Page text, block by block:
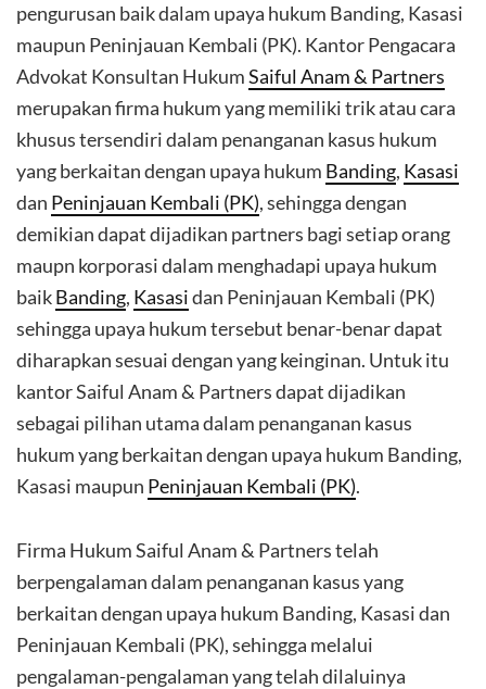
pengurusan baik dalam upaya hukum Banding, Kasasi
maupun Peninjauan Kembali (PK). Kantor Pengacara
Advokat Konsultan HukumSaiful Anam & Partners
merupakan firma hukum yang memiliki trik atau cara
khusus tersendiri dalam penanganan kasus hukum
yang berkaitan dengan upaya hukum Banding, Kasasi
dan Peninjauan Kembali (PK), sehingga dengan
demikian dapat dijadikan partners bagi setiap orang
maupn korporasi dalam menghadapi upaya hukum
baikBanding, Kasasidan Peninjauan Kembali (PK)
sehingga upaya hukum tersebut benar-benar dapat
diharapkan sesuai dengan yang keinginan. Untuk itu
kantor Saiful Anam & Partners dapat dijadikan
sebagai pilihan utama dalam penanganan kasus
hukum yang berkaitan dengan upaya hukum Banding,
Kasasi maupun Peninjauan Kembali (PK).
Firma Hukum Saiful Anam & Partners telah
berpengalaman dalam penanganan kasus yang
berkaitan dengan upaya hukum Banding, Kasasi dan
Peninjauan Kembali (PK), sehingga melalui
pengalaman-pengalaman yang telah dilaluinya